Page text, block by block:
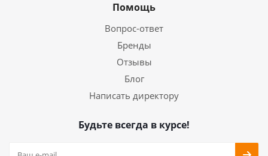
Помощь
Вопрос-ответ
Бренды
Отзывы
Блог
Написать директору
Будьте всегда в курсе!